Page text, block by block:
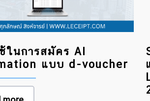
ในการสมัคร AI
แบบ d-voucher